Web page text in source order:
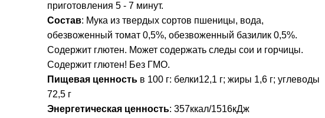
приготовления 5 - 7 минут.
Состав: Мука из твердых сортов пшеницы, вода,
обезвоженный томат 0,5%, обезвоженный базилик 0,5%.
Содержит глютен. Может содержать следы сои и горчицы.
Содержит глютен! Без ГМО.
Пищевая ценность в 100 г: белки12,1 г; жиры 1,6 г; углеводы
72,5 г
Энергетическая ценность: 357ккал/1516кДж